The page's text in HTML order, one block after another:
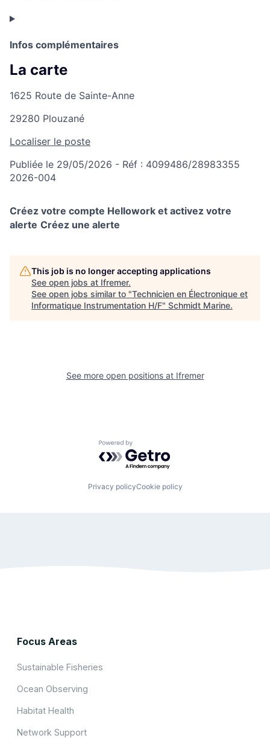
Infos complémentaires
La carte
1625 Route de Sainte-Anne
29280 Plouzané
Localiser le poste
Publiée le 29/05/2026 - Réf : 4099486/28983355
2026-004
Créez votre compte Hellowork et activez votre
alerte Créez une alerte
This job is no longer accepting applications
See open jobs at Ifremer.
See open jobs similar to "Technicien en Électronique et
Informatique Instrumentation H/F" Schmidt Marine.
See more open positions at Ifremer
Powered by Getro.com
Privacy policyCookie policy
Focus Areas
Sustainable Fisheries
Ocean Observing
Habitat Health
Network Support